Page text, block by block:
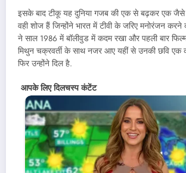
इसके बाद टीकू यह दुनिया गजब की एक से बढ़कर एक जैसे
वही शोज हैं जिन्होंने भारत में टीवी के जरिए मनोरंजन करने
ने साल 1986 में बॉलीवुड में कदम रखा और पहली बार
मिथुन चक्रवर्ती के साथ नजर आए यहीं से उनकी छवि एक
फिर उन्होंने दिल है.